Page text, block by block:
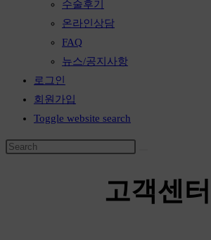
수술후기
온라인상담
FAQ
뉴스/공지사항
로그인
회원가입
Toggle website search
고객센터